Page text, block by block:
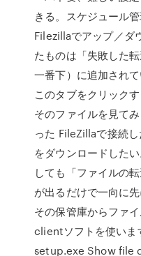
きる。スケジュール
Filezillaでアップ／ダ
たものは「失敗した
一番下）に追加され
このタブをクリック
そのファイルを見て
った FileZillaで接続
をダウンロードした
しても「ファイルの
が出るだけで一向に
その保管庫からファ
clientソフトを使いま
setup.exe Show file